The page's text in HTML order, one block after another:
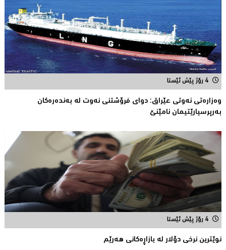
4 رۆژ پێش ئێستا
وه‌زاره‌تی نه‌وتی عێراق: دوای فرۆشتنی نه‌وت له‌ به‌نده‌ره‌كان
به‌رپرسیارێتیمان نامێنێ
4 رۆژ پێش ئێستا
نوێترین نرخی دۆلار له‌ بازاڕه‌كانی هه‌رێم